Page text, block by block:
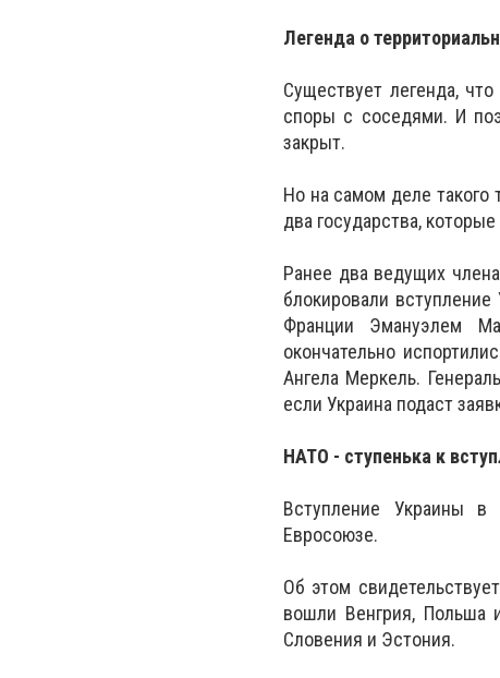
Легенда о
Существует легенда,
споры с соседями. И
закрыт.
Но на самом деле такого
два государства,
Ранее два ведущих
блокировали
Франции Эмануэлем
окончательно
Ангела Меркель.
если Украина подаст
НАТО - ступенька к
Вступление Украины в
Евросоюзе.
Об этом
вошли Венгрия, Польша
Словения и Эстония.